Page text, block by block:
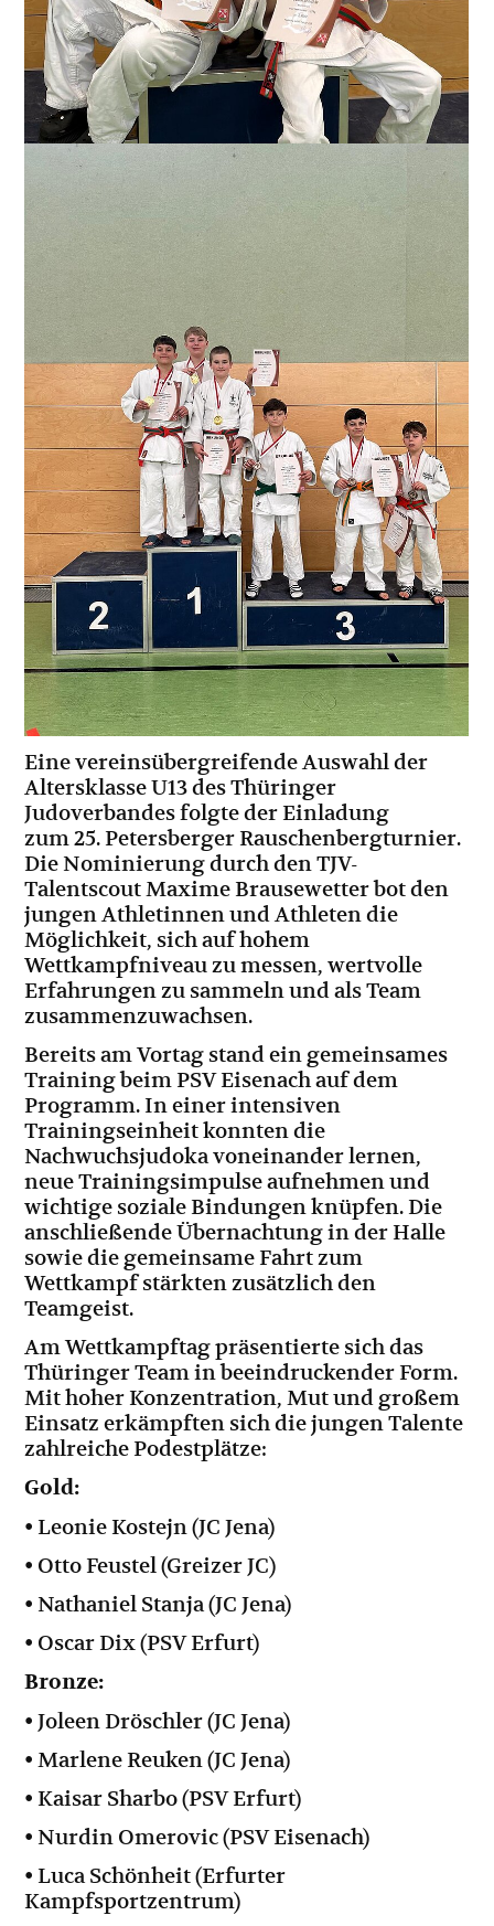
Eine vereinsübergreifende Auswahl der
Altersklasse U13 des Thüringer
Judoverbandes folgte der Einladung
zum 25. Petersberger Rauschenbergturnier.
Die Nominierung durch den TJV-
Talentscout Maxime Brausewetter bot den
jungen Athletinnen und Athleten die
Möglichkeit, sich auf hohem
Wettkampfniveau zu messen, wertvolle
Erfahrungen zu sammeln und als Team
zusammenzuwachsen.
Bereits am Vortag stand ein gemeinsames
Training beim PSV Eisenach auf dem
Programm. In einer intensiven
Trainingseinheit konnten die
Nachwuchsjudoka voneinander lernen,
neue Trainingsimpulse aufnehmen und
wichtige soziale Bindungen knüpfen. Die
anschließende Übernachtung in der Halle
sowie die gemeinsame Fahrt zum
Wettkampf stärkten zusätzlich den
Teamgeist.
Am Wettkampftag präsentierte sich das
Thüringer Team in beeindruckender Form.
Mit hoher Konzentration, Mut und großem
Einsatz erkämpften sich die jungen Talente
zahlreiche Podestplätze:
Gold:
• Leonie Kostejn (JC Jena)
• Otto Feustel (Greizer JC)
• Nathaniel Stanja (JC Jena)
• Oscar Dix (PSV Erfurt)
Bronze:
• Joleen Dröschler (JC Jena)
• Marlene Reuken (JC Jena)
• Kaisar Sharbo (PSV Erfurt)
• Nurdin Omerovic (PSV Eisenach)
• Luca Schönheit (Erfurter
Kampfsportzentrum)